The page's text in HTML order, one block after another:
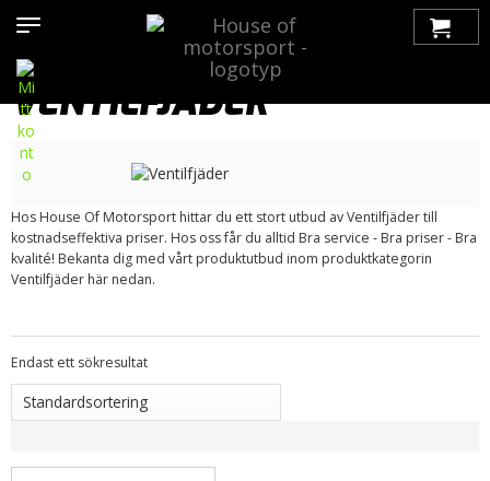
Bilmärken>Saab>900
900 OG (1979-1993)
>Motor / Tillbehör Topplock / Tillbehör
VENTILFJÄDER
Hos House Of Motorsport hittar du ett stort utbud av Ventilfjäder till
kostnadseffektiva priser. Hos oss får du alltid Bra service - Bra priser - Bra
kvalité! Bekanta dig med vårt produktutbud inom produktkategorin
Ventilfjäder här nedan.
Endast ett sökresultat